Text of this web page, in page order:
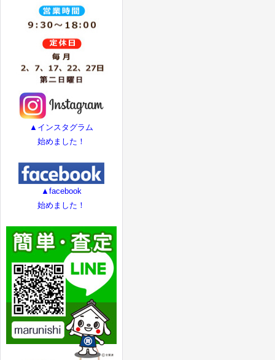
▲インスタグラム
始めました！
▲facebook
始めました！